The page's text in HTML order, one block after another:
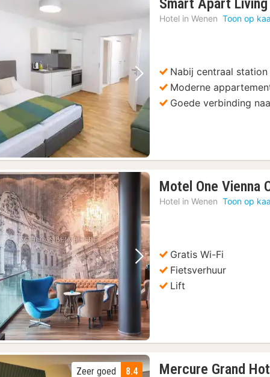
Vorige foto Volgende foto
Smart Apart Living
Hotel in Wenen Toon op
Nabij centraal station
Moderne
Goede verbinding
Vorige foto Volgende foto
Motel One Vienna
Hotel in Wenen Toon op
Gratis Wi-Fi
Fietsverhuur
Lift
8.4
Zeer goed Mercure Grand